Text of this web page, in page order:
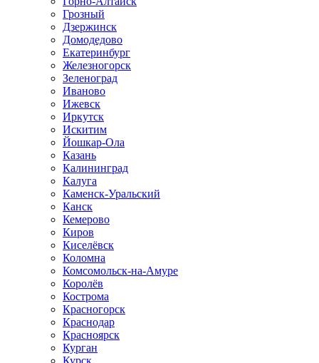
Грозный
Дзержинск
Домодедово
Екатеринбург
Железногорск
Зеленоград
Иваново
Ижевск
Иркутск
Искитим
Йошкар-Ола
Казань
Калининград
Калуга
Каменск-Уральский
Канск
Кемерово
Киров
Киселёвск
Коломна
Комсомольск-на-Амуре
Королёв
Кострома
Красногорск
Краснодар
Красноярск
Курган
Курск